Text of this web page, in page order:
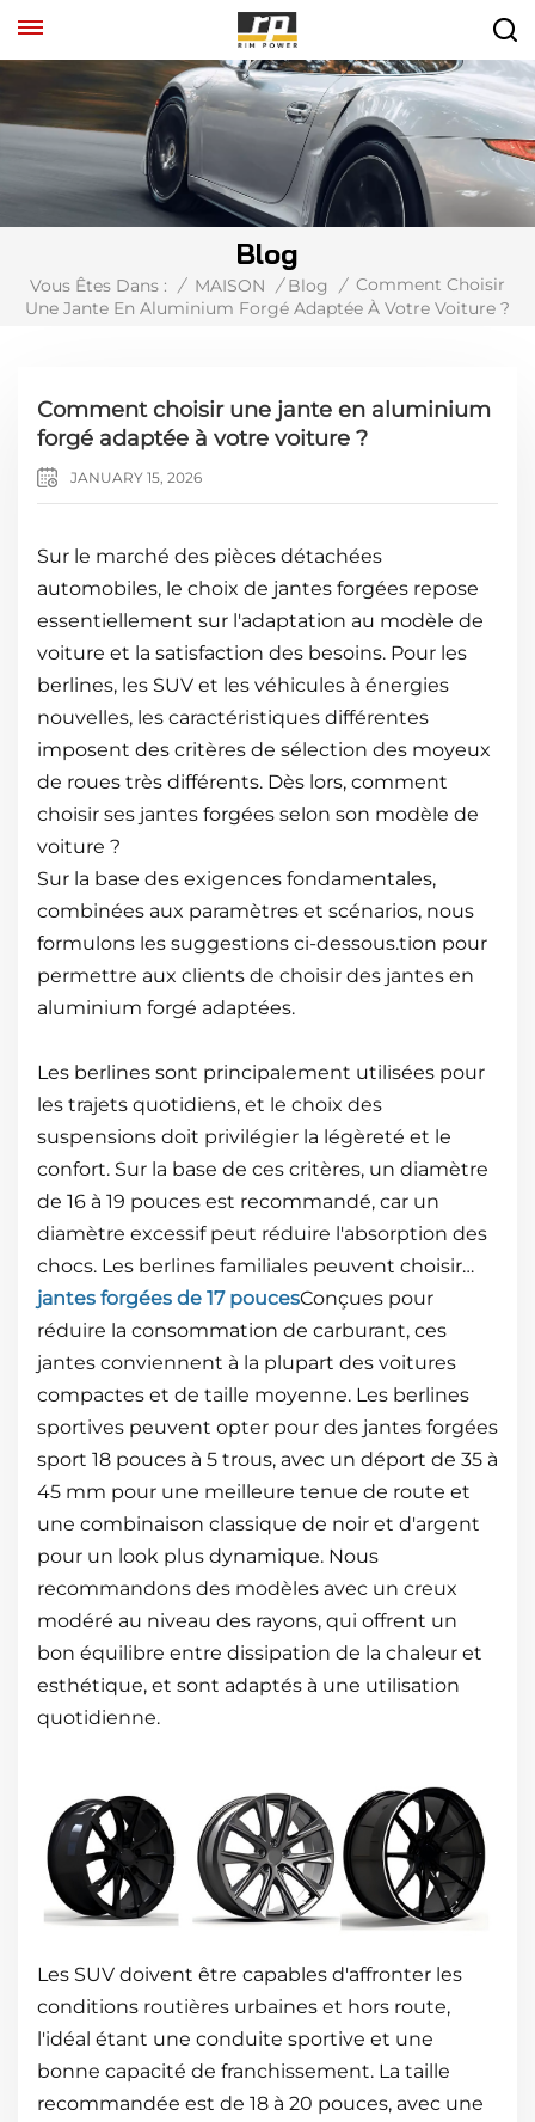
Blog
Vous Êtes Dans : / MAISON / Blog / Comment Choisir
Une Jante En Aluminium Forgé Adaptée À Votre Voiture ?
Comment choisir une jante en aluminium
forgé adaptée à votre voiture ?
JANUARY 15, 2026
Sur le marché des pièces détachées
automobiles, le choix de jantes forgées repose
essentiellement sur l'adaptation au modèle de
voiture et la satisfaction des besoins. Pour les
berlines, les SUV et les véhicules à énergies
nouvelles, les caractéristiques différentes
imposent des critères de sélection des moyeux
de roues très différents. Dès lors, comment
choisir ses jantes forgées selon son modèle de
voiture ?
Sur la base des exigences fondamentales,
combinées aux paramètres et scénarios, nous
formulons les suggestions ci-dessous.tion pour
permettre aux clients de choisir des jantes en
aluminium forgé adaptées.
Les berlines sont principalement utilisées pour
les trajets quotidiens, et le choix des
suspensions doit privilégier la légèreté et le
confort. Sur la base de ces critères, un diamètre
de 16 à 19 pouces est recommandé, car un
diamètre excessif peut réduire l'absorption des
chocs. Les berlines familiales peuvent choisir…
jantes forgées de 17 poucesConçues pour
réduire la consommation de carburant, ces
jantes conviennent à la plupart des voitures
compactes et de taille moyenne. Les berlines
sportives peuvent opter pour des jantes forgées
sport 18 pouces à 5 trous, avec un déport de 35 à
45 mm pour une meilleure tenue de route et
une combinaison classique de noir et d'argent
pour un look plus dynamique. Nous
recommandons des modèles avec un creux
modéré au niveau des rayons, qui offrent un
bon équilibre entre dissipation de la chaleur et
esthétique, et sont adaptés à une utilisation
quotidienne.
Les SUV doivent être capables d'affronter les
conditions routières urbaines et hors route,
l'idéal étant une conduite sportive et une
bonne capacité de franchissement. La taille
recommandée est de 18 à 20 pouces, avec une